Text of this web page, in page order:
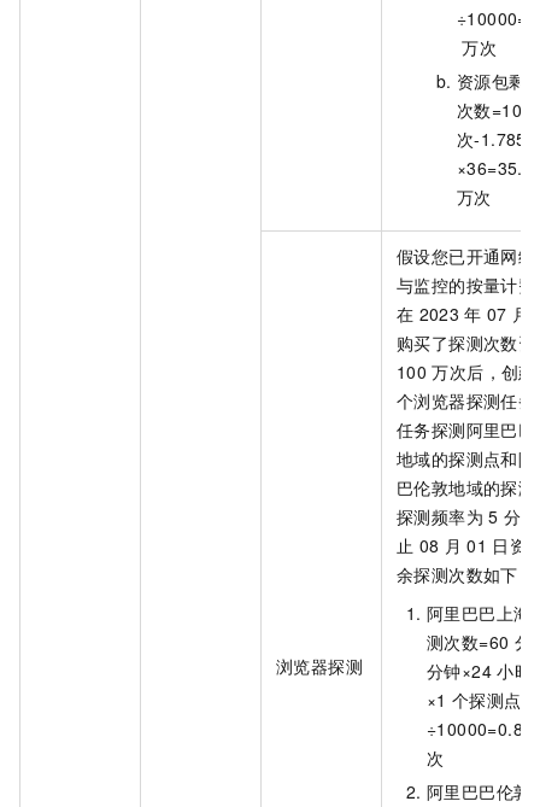
万次
资源包剩
次数=100
次-1.7856
万次
浏览器探测
假设您已开通网络
与监控的按量计费
在 2023 年 07 月
购买了探测次数
100 万次后，创
个浏览器探测任务
任务探测阿里巴巴
地域的探测点和阿
巴伦敦地域的探
探测频率为 5 分
止 08 月 01 日资
余探测次数如下：
阿里巴巴上海
测次数=60 分
分钟×24 小时
×1 个探测点
次
阿里巴巴伦敦